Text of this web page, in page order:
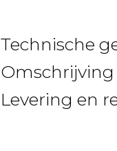
Technische
Omschrijving
Levering en